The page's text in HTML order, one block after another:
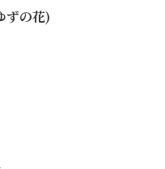
ずの花)